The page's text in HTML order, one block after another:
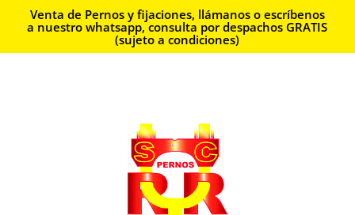
Venta de Pernos y fijaciones, llámanos o escríbenos
a nuestro whatsapp, consulta por despachos GRATIS
(sujeto a condiciones)